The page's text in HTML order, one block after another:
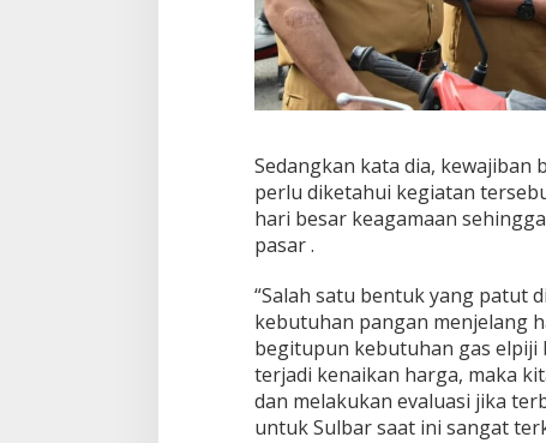
Sedangkan kata dia, kewajiban
perlu diketahui kegiatan
hari besar keagamaan
pasar .
“Salah satu bentuk yang patut
kebutuhan pangan menjelang
begitupun kebutuhan gas elpiji
terjadi kenaikan harga, maka
dan melakukan evaluasi jika
untuk Sulbar saat ini sangat